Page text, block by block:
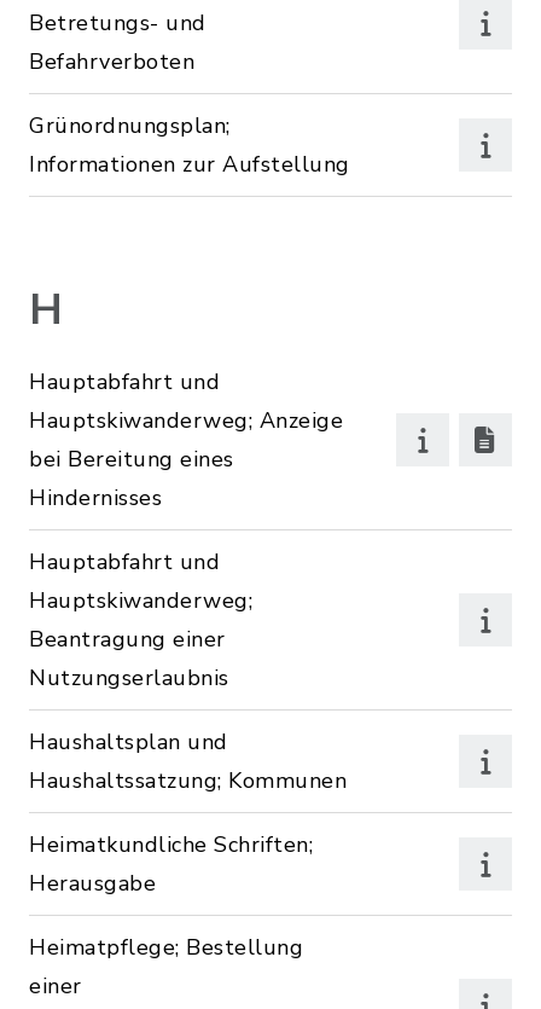
Betretungs- und
Befahrverboten
Grünordnungsplan;
Informationen zur Aufstellung
H
Hauptabfahrt und
Hauptskiwanderweg; Anzeige
bei Bereitung eines
Hindernisses
Hauptabfahrt und
Hauptskiwanderweg;
Beantragung einer
Nutzungserlaubnis
Haushaltsplan und
Haushaltssatzung; Kommunen
Heimatkundliche Schriften;
Herausgabe
Heimatpflege; Bestellung
einer